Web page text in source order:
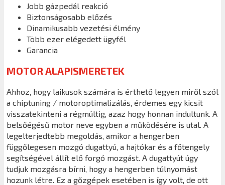
Jobb gázpedál reakció
Biztonságosabb előzés
Dinamikusabb vezetési élmény
Több ezer elégedett ügyfél
Garancia
MOTOR ALAPISMERETEK
Ahhoz, hogy laikusok számára is érthető legyen miről szól
a chiptuning / motoroptimalizálás, érdemes egy kicsit
visszatekinteni a régmúltig, azaz hogy honnan indultunk. A
belsőégésű motor neve egyben a működésére is utal. A
legelterjedtebb megoldás, amikor a hengerben
függőlegesen mozgó dugattyú, a hajtókar és a főtengely
segítségével állít elő forgó mozgást. A dugattyút úgy
tudjuk mozgásra bírni, hogy a hengerben túlnyomást
hozunk létre. Ez a gőzgépek esetében is így volt, de ott